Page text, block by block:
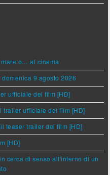
o… al cinema
9 agosto 2026
ufficiale del film [HD]
trailer ufficiale del film [HD]
teaser trailer del film [HD]
[HD]
cerca di senso all'interno di un